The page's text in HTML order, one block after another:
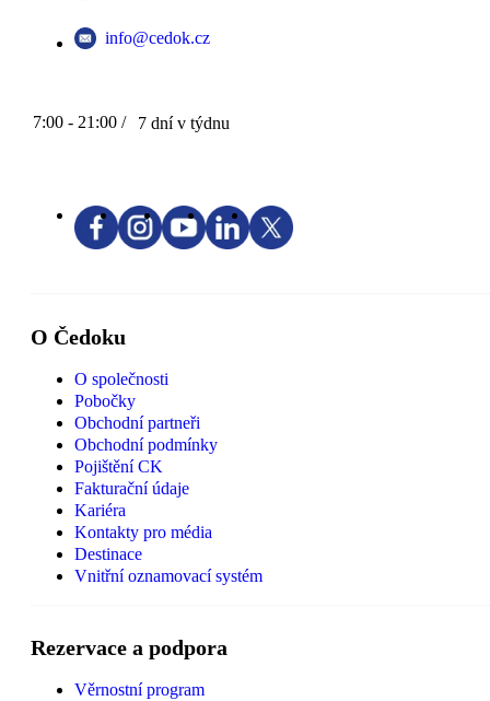
info@cedok.cz
7:00 - 21:00 / 7 dní v týdnu
O Čedoku
O společnosti
Pobočky
Obchodní partneři
Obchodní podmínky
Pojištění CK
Fakturační údaje
Kariéra
Kontakty pro média
Destinace
Vnitřní oznamovací systém
Rezervace a podpora
Věrnostní program